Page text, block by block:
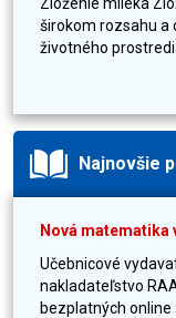
širokom rozsahu a
životného
Najnovšie
Nová matematika
Učebnicové
nakladateľstvo
bezplatných online